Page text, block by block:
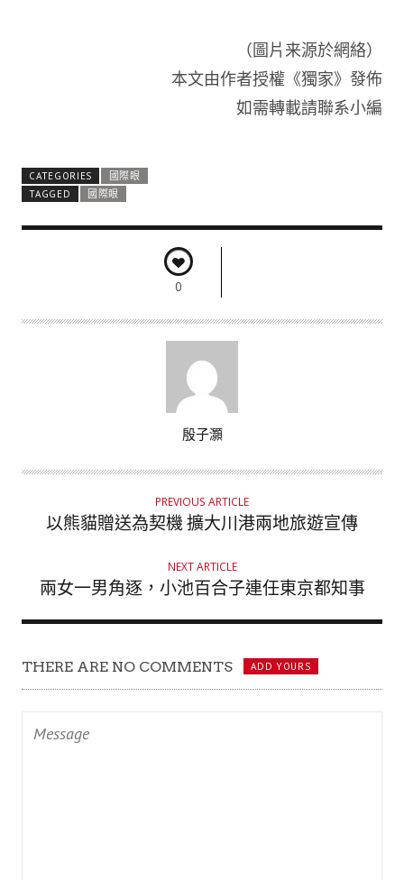
（圖片来源於網絡）
本文由作者授權《獨家》發佈
如需轉載請聯系小編
CATEGORIES
國際眼
TAGGED
國際眼
0
T
殷子灝
PREVIOUS ARTICLE
以熊貓贈送為契機 擴大川港兩地旅遊宣傳
NEXT ARTICLE
兩女一男角逐，小池百合子連任東京都知事
THERE ARE NO COMMENTS ADD YOURS